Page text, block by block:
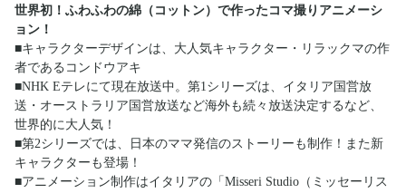
世界初！ふわふわの綿（コットン）で作ったコマ撮りアニメーシ
ョン！
■キャラクターデザインは、大人気キャラクター・リラックマの作
者であるコンドウアキ
■NHK Eテレにて現在放送中。第1シリーズは、イタリア国営放
送・オーストラリア国営放送など海外も続々放送決定するなど、
世界的に大人気！
■第2シリーズでは、日本のママ発信のストーリーも制作！また新
キャラクターも登場！
■アニメーション制作はイタリアの「Misseri Studio（ミッセーリス